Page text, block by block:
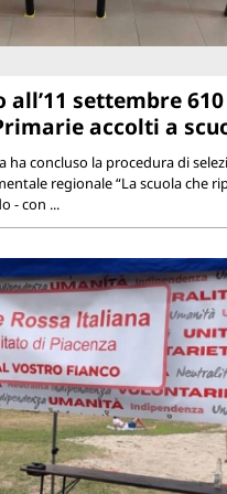
all’11 settembre 610
accolti a
ha concluso la procedura di
regionale “La scuola che
- con ...